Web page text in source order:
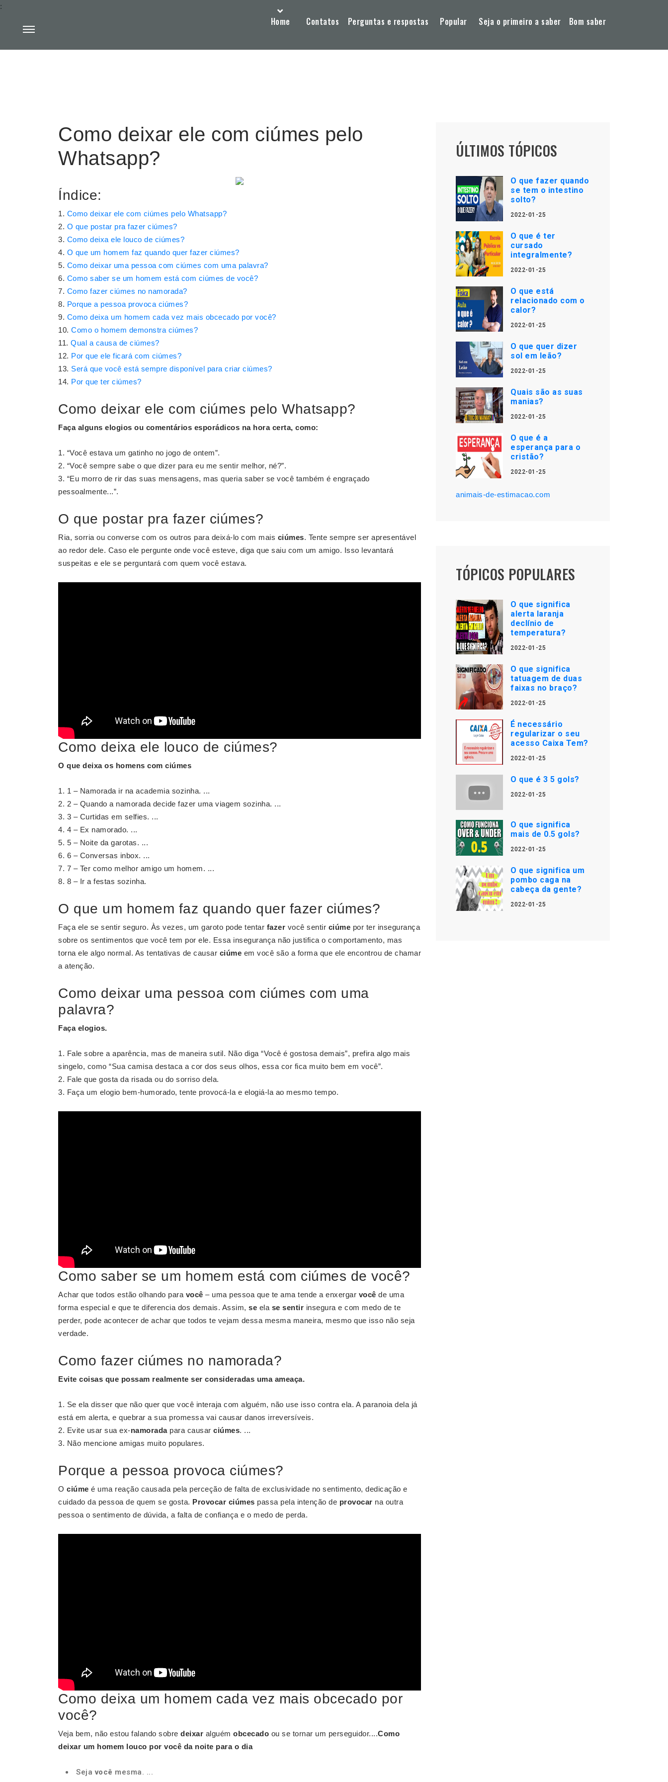
Home Contatos Perguntas e respostas Popular Seja o primeiro a saber Bom saber
:
Como deixar ele com ciúmes pelo
Whatsapp?
Índice:
Como deixar ele com ciúmes pelo Whatsapp?
O que postar pra fazer ciúmes?
Como deixa ele louco de ciúmes?
O que um homem faz quando quer fazer ciúmes?
Como deixar uma pessoa com ciúmes com uma palavra?
Como saber se um homem está com ciúmes de você?
Como fazer ciúmes no namorada?
Porque a pessoa provoca ciúmes?
Como deixa um homem cada vez mais obcecado por você?
Como o homem demonstra ciúmes?
Qual a causa de ciúmes?
Por que ele ficará com ciúmes?
Será que você está sempre disponível para criar ciúmes?
Por que ter ciúmes?
Como deixar ele com ciúmes pelo Whatsapp?
Faça alguns elogios ou comentários esporádicos na hora certa, como:
“Você estava um gatinho no jogo de ontem”.
“Você sempre sabe o que dizer para eu me sentir melhor, né?”.
“Eu morro de rir das suas mensagens, mas queria saber se você também é engraçado
pessoalmente...”.
O que postar pra fazer ciúmes?
Ria, sorria ou converse com os outros para deixá-lo com mais ciúmes. Tente sempre ser apresentável
ao redor dele. Caso ele pergunte onde você esteve, diga que saiu com um amigo. Isso levantará
suspeitas e ele se perguntará com quem você estava.
Como deixa ele louco de ciúmes?
O que deixaos homens com ciúmes
1 – Namorada ir na academia sozinha. ...
2 – Quando a namorada decide fazer uma viagem sozinha. ...
3 – Curtidas em selfies. ...
4 – Ex namorado. ...
5 – Noite da garotas. ...
6 – Conversas inbox. ...
7 – Ter como melhor amigo um homem. ...
8 – Ir a festas sozinha.
O que um homem faz quando quer fazer ciúmes?
Faça ele se sentir seguro. Às vezes, um garoto pode tentar fazer você sentir ciúme por ter insegurança
sobre os sentimentos que você tem por ele. Essa insegurança não justifica o comportamento, mas
torna ele algo normal. As tentativas de causar ciúme em você são a forma que ele encontrou de chamar
a atenção.
Como deixar uma pessoa com ciúmes com uma
palavra?
Faça elogios.
Fale sobre a aparência, mas de maneira sutil. Não diga “Você é gostosa demais”, prefira algo mais
singelo, como “Sua camisa destaca a cor dos seus olhos, essa cor fica muito bem em você”.
Fale que gosta da risada ou do sorriso dela.
Faça um elogio bem-humorado, tente provocá-la e elogiá-la ao mesmo tempo.
Como saber se um homem está com ciúmes de você?
Achar que todos estão olhando para você – uma pessoa que te ama tende a enxergar você de uma
forma especial e que te diferencia dos demais. Assim, se ela se sentir insegura e com medo de te
perder, pode acontecer de achar que todos te vejam dessa mesma maneira, mesmo que isso não seja
verdade.
Como fazer ciúmes no namorada?
Evite coisas que possam realmente ser consideradas uma ameaça.
Se ela disser que não quer que você interaja com alguém, não use isso contra ela. A paranoia dela já
está em alerta, e quebrar a sua promessa vai causar danos irreversíveis.
Evite usar sua ex-namoradapara causar ciúmes. ...
Não mencione amigas muito populares.
Porque a pessoa provoca ciúmes?
O ciúme é uma reação causada pela perceção de falta de exclusividade no sentimento, dedicação e
cuidado da pessoa de quem se gosta. Provocar ciúmes passa pela intenção de provocar na outra
pessoa o sentimento de dúvida, a falta de confiança e o medo de perda.
Como deixa um homem cada vez mais obcecado por
você?
Veja bem, não estou falando sobre deixar alguém obcecado ou se tornar um perseguidor....Como
deixar um homem louco por você da noite para o dia
Sejavocê mesma. ...
ÚLTIMOS TÓPICOS
O que fazer quando
se tem o intestino
solto?
2022-01-25
O que é ter
cursado
integralmente?
2022-01-25
O que está
relacionado com o
calor?
2022-01-25
O que quer dizer
sol em leão?
2022-01-25
Quais são as suas
manias?
2022-01-25
O que é a
esperança para o
cristão?
2022-01-25
animais-de-estimacao.com
TÓPICOS POPULARES
O que significa
alerta laranja
declínio de
temperatura?
2022-01-25
O que significa
tatuagem de duas
faixas no braço?
2022-01-25
É necessário
regularizar o seu
acesso Caixa Tem?
2022-01-25
O que é 3 5 gols?
2022-01-25
O que significa
mais de 0.5 gols?
2022-01-25
O que significa um
pombo caga na
cabeça da gente?
2022-01-25